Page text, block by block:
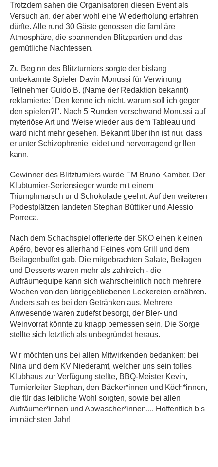
Trotzdem sahen die Organisatoren diesen Event als
Versuch an, der aber wohl eine Wiederholung erfahren
dürfte. Alle rund 30 Gäste genossen die famliäre
Atmosphäre, die spannenden Blitzpartien und das
gemütliche Nachtessen.
Zu Beginn des Blitzturniers sorgte der bislang
unbekannte Spieler Davin Monussi für Verwirrung.
Teilnehmer Guido B. (Name der Redaktion bekannt)
reklamierte: "Den kenne ich nicht, warum soll ich gegen
den spielen?!". Nach 5 Runden verschwand Monussi auf
myteriöse Art und Weise wieder aus dem Tableau und
ward nicht mehr gesehen. Bekannt über ihn ist nur, dass
er unter Schizophrenie leidet und hervorragend grillen
kann.
Gewinner des Blitzturniers wurde FM Bruno Kamber. Der
Klubturnier-Seriensieger wurde mit einem
Triumphmarsch und Schokolade geehrt. Auf den weiteren
Podestplätzen landeten Stephan Büttiker und Alessio
Porreca.
Nach dem Schachspiel offerierte der SKO einen kleinen
Apéro, bevor es allerhand Feines vom Grill und dem
Beilagenbuffet gab. Die mitgebrachten Salate, Beilagen
und Desserts waren mehr als zahlreich - die
Aufräumequipe kann sich wahrscheinlich noch mehrere
Wochen von den übriggebliebenen Leckereien ernähren.
Anders sah es bei den Getränken aus. Mehrere
Anwesende waren zutiefst besorgt, der Bier- und
Weinvorrat könnte zu knapp bemessen sein. Die Sorge
stellte sich letztlich als unbegründet heraus.
Wir möchten uns bei allen Mitwirkenden bedanken: bei
Nina und dem KV Niederamt, welcher uns sein tolles
Klubhaus zur Verfügung stellte, BBQ-Meister Kevin,
Turnierleiter Stephan, den Bäcker*innen und Köch*innen,
die für das leibliche Wohl sorgten, sowie bei allen
Aufräumer*innen und Abwascher*innen.... Hoffentlich bis
im nächsten Jahr!